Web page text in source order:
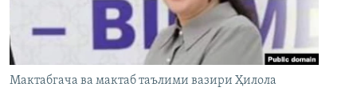
Мактабгача ва мактаб таълими вазири Ҳилола